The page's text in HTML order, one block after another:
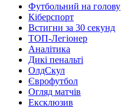
Футбольний на голову
Кіберспорт
Встигни за 30 секунд
ТОП-Легіонер
Аналітика
Дикі пенальті
ОлдСкул
Єврофутбол
Огляд матчів
Ексклюзив